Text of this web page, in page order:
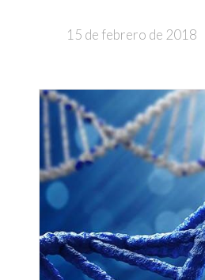
15 de febrero de 2018